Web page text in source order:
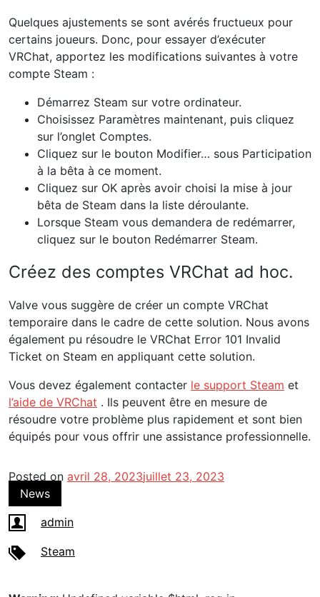
Quelques ajustements se sont avérés fructueux pour
certains joueurs. Donc, pour essayer d’exécuter
VRChat, apportez les modifications suivantes à votre
compte Steam :
Démarrez Steam sur votre ordinateur.
Choisissez Paramètres maintenant, puis cliquez
sur l’onglet Comptes.
Cliquez sur le bouton Modifier… sous Participation
à la bêta à ce moment.
Cliquez sur OK après avoir choisi la mise à jour
bêta de Steam dans la liste déroulante.
Lorsque Steam vous demandera de redémarrer,
cliquez sur le bouton Redémarrer Steam.
Créez des comptes VRChat ad hoc.
Valve vous suggère de créer un compte VRChat
temporaire dans le cadre de cette solution. Nous avons
également pu résoudre le VRChat Error 101 Invalid
Ticket on Steam en appliquant cette solution.
Vous devez également contacter le support Steam et
l’aide de VRChat . Ils peuvent être en mesure de
résoudre votre problème plus rapidement et sont bien
équipés pour vous offrir une assistance professionnelle.
Posted on avril 28, 2023juillet 23, 2023
News
admin
Steam